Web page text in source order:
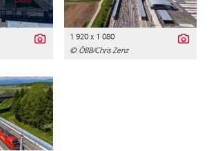
1 920 x 1 080
© ÖBB/Chris Zenz